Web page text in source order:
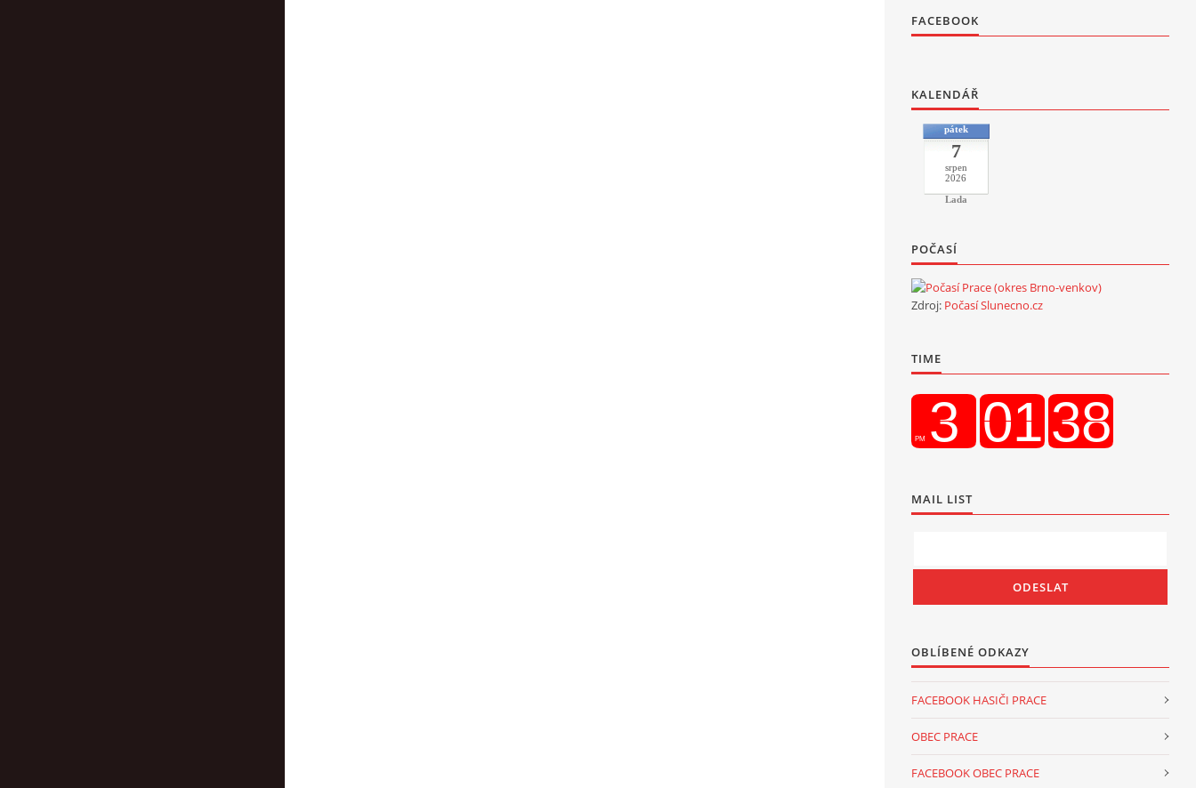
FACEBOOK
KALENDÁŘ
pátek
7
srpen
2026
Lada
POČASÍ
Zdroj: Počasí Slunecno.cz
TIME
MAIL LIST
OBLÍBENÉ ODKAZY
FACEBOOK HASIČI PRACE
OBEC PRACE
FACEBOOK OBEC PRACE